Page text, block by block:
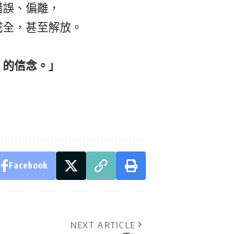
、偏離，
，甚至解放。
信念。」
Facebook
NEXT ARTICLE